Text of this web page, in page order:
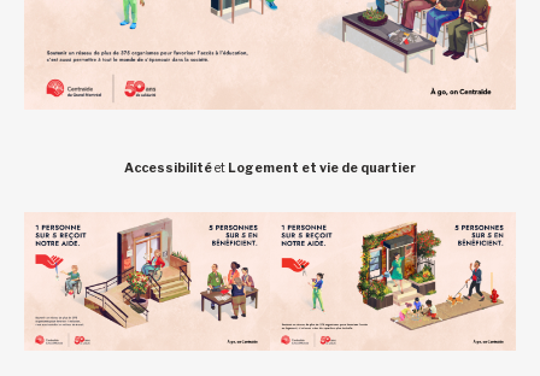
Accessibilitéet Logement et vie de quartier